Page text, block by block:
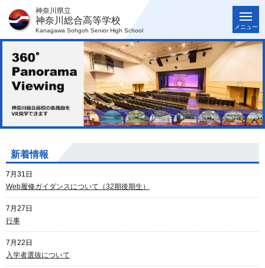
神奈川県立
神奈川総合高等学校
Kanagawa Sohgoh Senior High School
メニュー
新着情報
7月31日
Web履修ガイダンスについて（32期後期生）
7月27日
行事
7月22日
入学者選抜について